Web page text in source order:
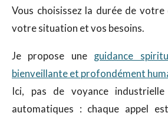
Vous choisissez la durée de
votre situation et vos besoins.
Je propose une guidance
bienveillante et profondément
Ici, pas de voyance
automatiques : chaque appel